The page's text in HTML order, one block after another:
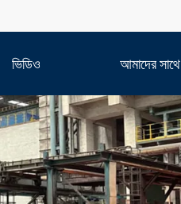
ভিডিও আমাদের সাথে
যোগাযোগ করুন